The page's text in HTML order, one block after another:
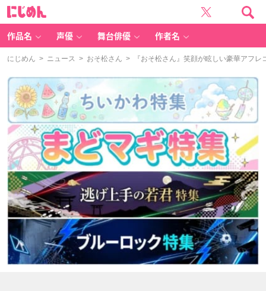
作品名 声優 舞台俳優 作者名
にじめん > ニュース > おそ松さん > 『おそ松さん』笑顔が眩しい豪華アフレ